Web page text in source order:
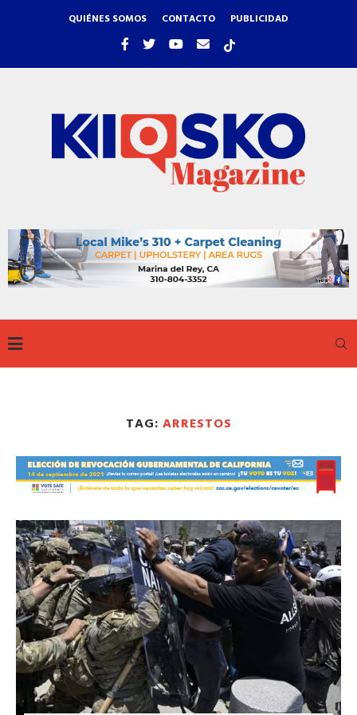
QUIÉNES SOMOS CONTACTO PUBLICIDAD
TAG: ARRESTOS